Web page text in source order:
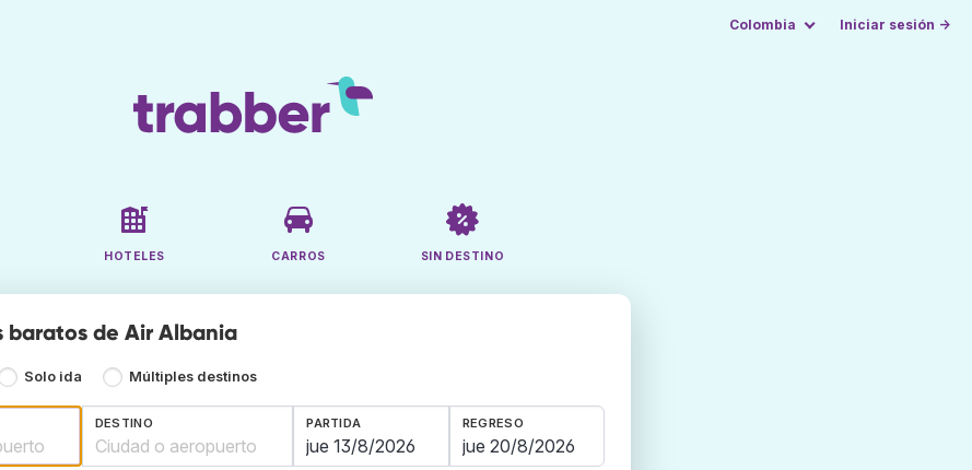
Colombia Iniciar sesión →
HOTELES CARROS SIN DESTINO
baratos de Air Albania
Solo ida Múltiples destinos
DESTINO PARTIDA REGRESO